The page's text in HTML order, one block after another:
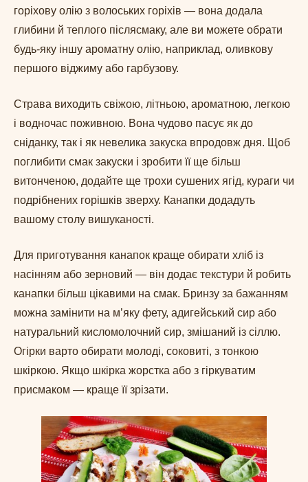
горіхову олію з волоських горіхів — вона додала
глибини й теплого післясмаку, але ви можете обрати
будь-яку іншу ароматну олію, наприклад, оливкову
першого віджиму або гарбузову.
Страва виходить свіжою, літньою, ароматною, легкою
і водночас поживною. Вона чудово пасує як до
сніданку, так і як невелика закуска впродовж дня. Щоб
поглибити смак закуски і зробити її ще більш
витонченою, додайте ще трохи сушених ягід, кураги чи
подрібнених горішків зверху. Канапки додадуть
вашому столу вишуканості.
Для приготування канапок краще обирати хліб із
насінням або зерновий — він додає текстури й робить
канапки більш цікавими на смак. Бринзу за бажанням
можна замінити на м’яку фету, адигейський сир або
натуральний кисломолочний сир, змішаний із сіллю.
Огірки варто обирати молоді, соковиті, з тонкою
шкіркою. Якщо шкірка жорстка або з гіркуватим
присмаком — краще її зрізати.